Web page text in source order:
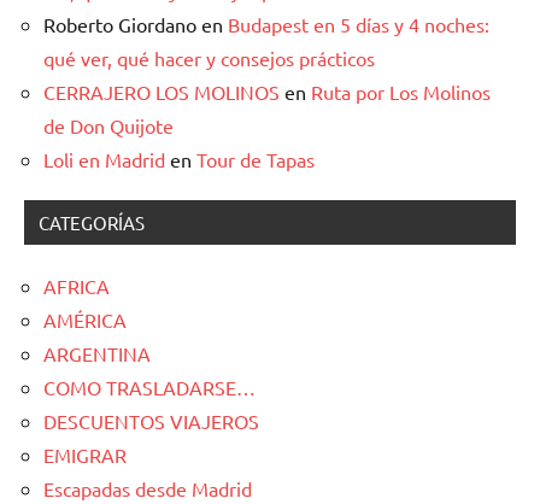
Roberto Giordano en Budapest en 5 días y 4 noches:
qué ver, qué hacer y consejos prácticos
CERRAJERO LOS MOLINOS en Ruta por Los Molinos
de Don Quijote
Loli en Madrid en Tour de Tapas
CATEGORÍAS
AFRICA
AMÉRICA
ARGENTINA
COMO TRASLADARSE…
DESCUENTOS VIAJEROS
EMIGRAR
Escapadas desde Madrid